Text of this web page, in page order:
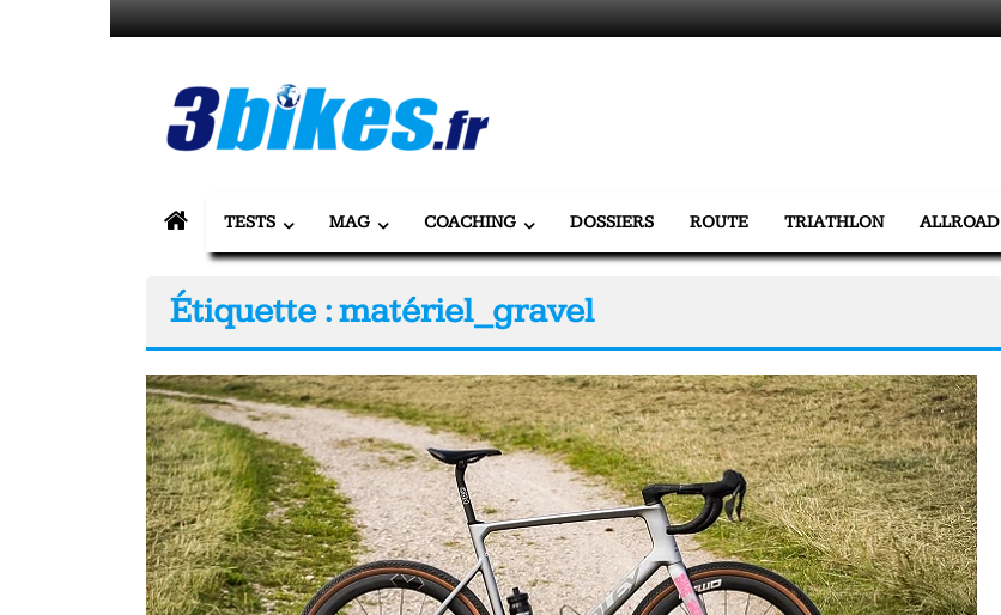
au
3bikes.fr
votre
Vélo,
Gravel
Triathlon
Tous
les
jours,
votre
actualité
vélo
et
triathlon
TESTS MAG COACHING DOSSIERS ROUTE TRIATHLON ALLROAD
Étiquette : matériel_gravel